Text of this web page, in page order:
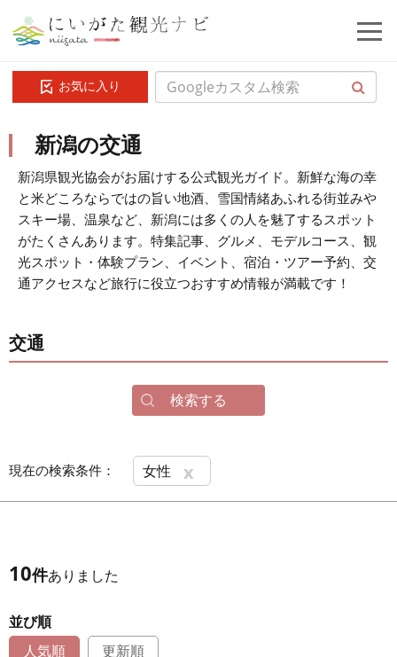
お気に入り
新潟の交通
新潟県観光協会がお届けする公式観光ガイド。新鮮な海の幸
と米どころならではの旨い地酒、雪国情緒あふれる街並みや
スキー場、温泉など、新潟には多くの人を魅了するスポット
がたくさんあります。特集記事、グルメ、モデルコース、観
光スポット・体験プラン、イベント、宿泊・ツアー予約、交
通アクセスなど旅行に役立つおすすめ情報が満載です！
交通
検索する
現在の検索条件： 女性 x
10件ありました
並び順
人気順
更新順